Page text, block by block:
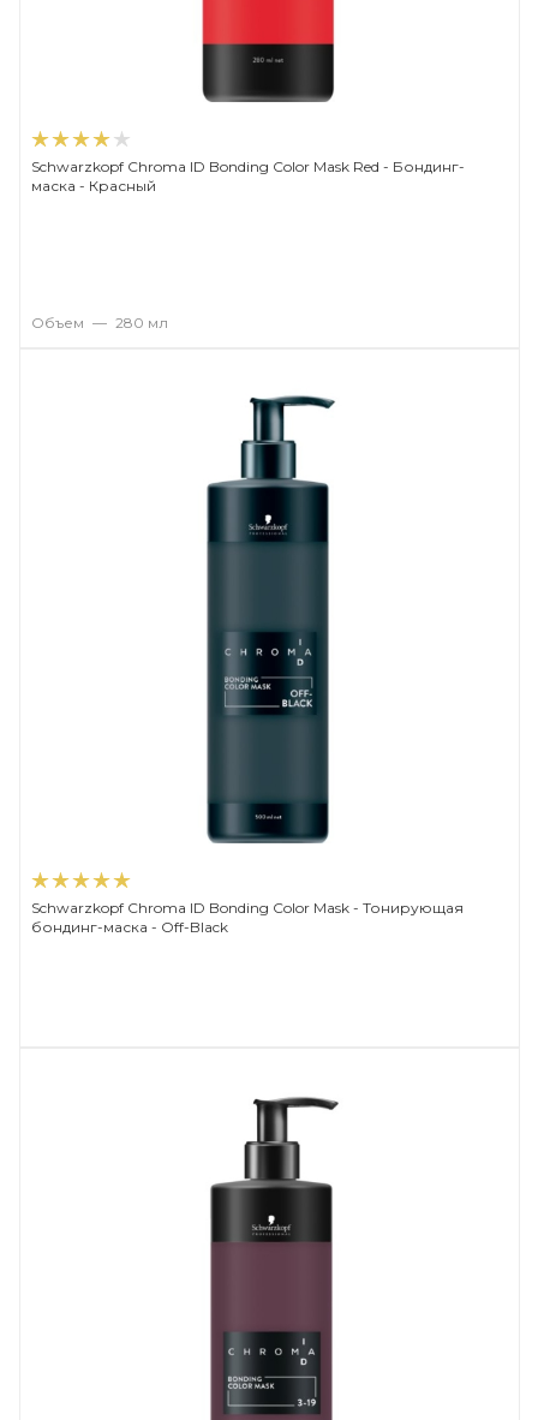
Schwarzkopf Chroma ID Bonding Color Mask Red - Бондинг-
маска - Красный
Объем — 280 мл
Schwarzkopf Chroma ID Bonding Color Mask - Тонирующая
бондинг-маска - Off-Black